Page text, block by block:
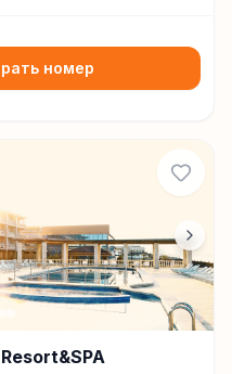
номер